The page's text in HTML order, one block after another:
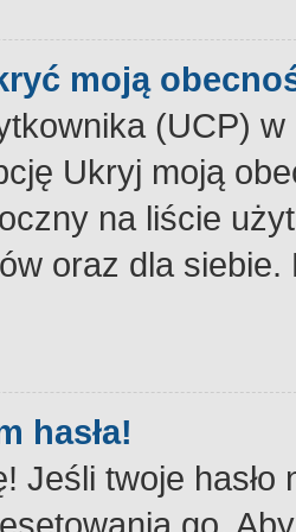
moją
(UCP) w
Ukryj moją
na liście
oraz dla
hasła!
Jeśli twoje